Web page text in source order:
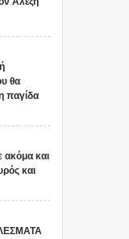
θα
παγίδα
ακόμα και
και